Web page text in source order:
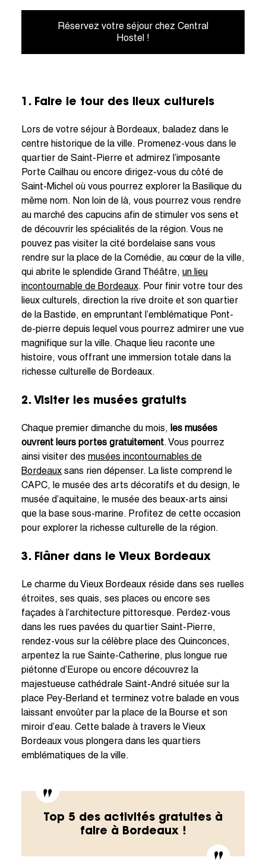
Réservez votre séjour chez Central
Hostel !
1. Faire le tour des lieux culturels
Lors de votre séjour à Bordeaux, baladez dans le
centre historique de la ville. Promenez-vous dans le
quartier de Saint-Pierre et admirez l’imposante
Porte Cailhau ou encore dirigez-vous du côté de
Saint-Michel où vous pourrez explorer la Basilique du
même nom. Non loin de là, vous pourrez vous rendre
au marché des capucins afin de stimuler vos sens et
de découvrir les spécialités de la région. Vous ne
pouvez pas visiter la cité bordelaise sans vous
rendre sur la place de la Comédie, au cœur de la ville,
qui abrite le splendide Grand Théâtre, un lieu
incontournable de Bordeaux. Pour finir votre tour des
lieux culturels, direction la rive droite et son quartier
de la Bastide, en empruntant l’emblématique Pont-
de-pierre depuis lequel vous pourrez admirer une vue
magnifique sur la ville. Chaque lieu raconte une
histoire, vous offrant une immersion totale dans la
richesse culturelle de Bordeaux.
2. Visiter les musées gratuits
Chaque premier dimanche du mois, les musées
ouvrent leurs portes gratuitement. Vous pourrez
ainsi visiter des musées incontournables de
Bordeaux sans rien dépenser. La liste comprend le
CAPC, le musée des arts décoratifs et du design, le
musée d’aquitaine, le musée des beaux-arts ainsi
que la base sous-marine. Profitez de cette occasion
pour explorer la richesse culturelle de la région.
3. Flâner dans le Vieux Bordeaux
Le charme du Vieux Bordeaux réside dans ses ruelles
étroites, ses quais, ses places ou encore ses
façades à l’architecture pittoresque. Perdez-vous
dans les rues pavées du quartier Saint-Pierre,
rendez-vous sur la célèbre place des Quinconces,
arpentez la rue Sainte-Catherine, plus longue rue
piétonne d’Europe ou encore découvrez la
majestueuse cathédrale Saint-André située sur la
place Pey-Berland et terminez votre balade en vous
laissant envoûter par la place de la Bourse et son
miroir d’eau. Cette balade à travers le Vieux
Bordeaux vous plongera dans les quartiers
emblématiques de la ville.
Top 5 des activités gratuites à
faire à Bordeaux !